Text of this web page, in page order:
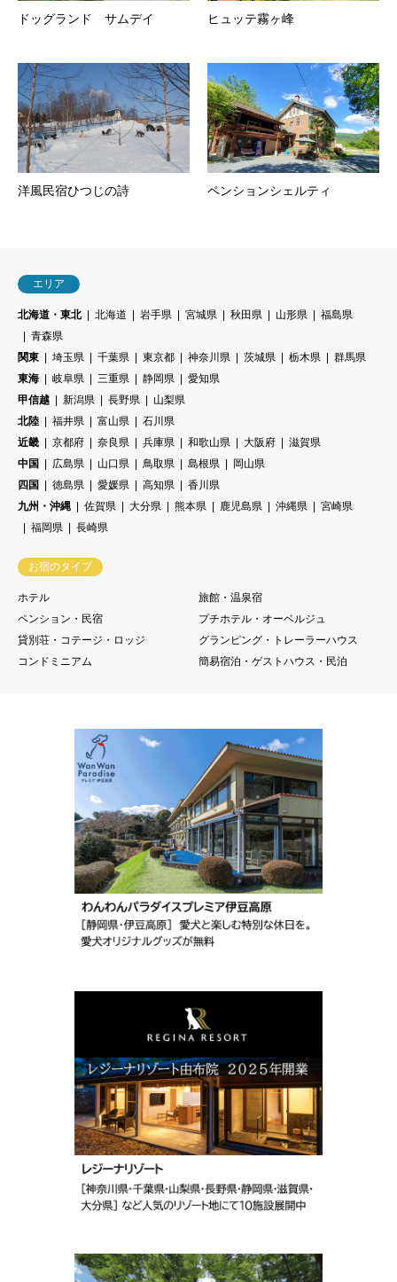
ドッグランド サムデイ ヒュッテ霧ヶ峰
洋風民宿ひつじの詩 ペンションシェルティ
エリア
北海道・東北 北海道 岩手県 宮城県 秋田県 山形県
福島県
青森県
関東
埼玉県 千葉県 東京都 神奈川県 茨城県 栃木県
群馬県
東海
岐阜県 三重県 静岡県
愛知県
甲信越
新潟県 長野県
山梨県
北陸
福井県 富山県
石川県
近畿
京都府 奈良県 兵庫県 和歌山県 大阪府
滋賀県
中国
広島県 山口県 鳥取県 島根県
岡山県
四国
徳島県 愛媛県 高知県
香川県
九州・沖縄
佐賀県 大分県 熊本県 鹿児島県 沖縄県
宮崎県
福岡県
長崎県
お宿のタイプ
ホテル
旅館・温泉宿
ペンション・民宿
プチホテル・オーベルジュ
貸別荘・コテージ・ロッジ
グランピング・トレーラーハウス
コンドミニアム
簡易宿泊・ゲストハウス・民泊